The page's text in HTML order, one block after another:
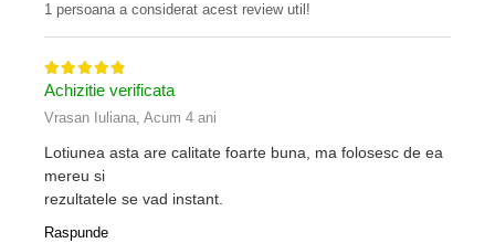
1 persoana a considerat acest review util!
Achizitie verificata
Vrasan Iuliana, Acum 4 ani
Lotiunea asta are calitate foarte buna, ma folosesc de ea
mereu si
rezultatele se vad instant.
Raspunde